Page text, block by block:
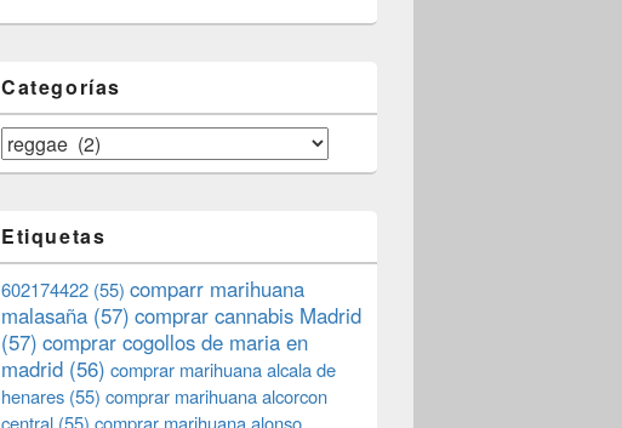
Categorías
Categorías
Etiquetas
602174422 (55) comparr marihuana
malasaña (57) comprar cannabis Madrid
(57) comprar cogollos de maria en
madrid (56) comprar marihuana alcala de
henares (55) comprar marihuana alcorcon
central (55) comprar marihuana alonso